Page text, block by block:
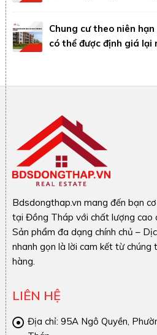
Chung cư theo niên
có thể được định giá lại
Bdsdongthap.vn mang đến bạn
tại Đồng Tháp với chất lượng cao
Sản phẩm đa dạng chính chủ –
nhanh gọn là lời cam kết từ chúng
hàng.
LIÊN HỆ
Địa chỉ: 95A Ngô Quyền,